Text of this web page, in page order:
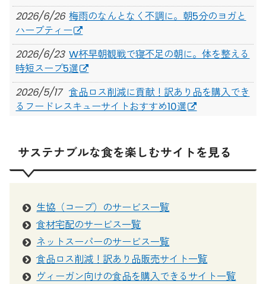
2026/6/26 梅雨のなんとなく不調に。朝5分のヨガと
ハーブティー
2026/6/23 W杯早朝観戦で寝不足の朝に。体を整える
時短スープ5選
2026/5/17 食品ロス削減に貢献！訳あり品を購入でき
るフードレスキューサイトおすすめ10選
材宅配・生協サービスのキャンペーンまとめ
2025/7/14 日々の「食べる」が、未来を変える。PLAT
2025/7/3
【大阪】映画「0円キッチン」 × スペシャ
ルディナーで食の未来を考える。Food Studies vol.2
開催
2025/6/17 スーパーにお米がない！品薄がつづく今、
選べる買い方まとめ
サステナブルな食を楽しむサイトを見る
生協（コープ）のサービス一覧
食材宅配のサービス一覧
ネットスーパーのサービス一覧
食品ロス削減！訳あり品販売サイト一覧
ヴィーガン向けの食品を購入できるサイト一覧